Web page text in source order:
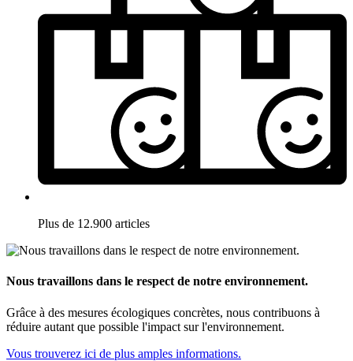
Plus de 12.900 articles
Nous travaillons dans le respect de notre environnement.
Grâce à des mesures écologiques concrètes, nous contribuons à
réduire autant que possible l'impact sur l'environnement.
Vous trouverez ici de plus amples informations.